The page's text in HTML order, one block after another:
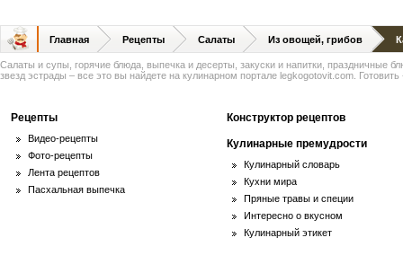
Главная Рецепты Салаты Из овощей, грибов
Салаты и супы, горячие блюда, выпечка и десерты, закуски и напитки, праздничные
звезд эстрады – все это вы найдете на кулинарном портале legkogotovit.com. Готовить
Рецепты
Видео-рецепты
Фото-рецепты
Лента рецептов
Пасхальная выпечка
Конструктор рецептов
Кулинарные премудрости
Кулинарный словарь
Кухни мира
Пряные травы и специи
Интересно о вкусном
Кулинарный этикет